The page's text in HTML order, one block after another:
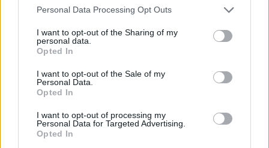
Please note that this website/app uses one or more Google
not limited to your visit or usage behaviour. You may click to
grant or deny consent to Google and its third-party tags to
use your data for below specified purposes in below Google
consent section.
Personal Data Processing Opt Outs
I want to opt-out of the Sharing of my
personal data.
Opted In
I want to opt-out of the Sale of my
Personal Data.
Opted In
I want to opt-out of processing my
Personal Data for Targeted Advertising.
Opted In
των τριών για θέματα που αφορούν στις
και τη Συρία. Τόνισαν την προσήλωση στη λύση
του Κυπριακού στο πλαίσιο των αποφάσεων του
Συμβουλία Ασφαλείας των Ηνωμένων Εθνών.
«Οι τρεις χώρες αντιμετωπίζουν από κοινού τις
ανέφερε.